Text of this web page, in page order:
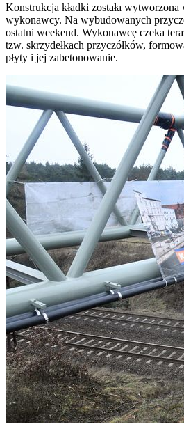
Konstrukcja kładki została wytworzona
wykonawcy. Na wybudowanych
ostatni weekend. Wykonawcę czeka
tzw. skrzydełkach przyczółków,
płyty i jej zabetonowanie.